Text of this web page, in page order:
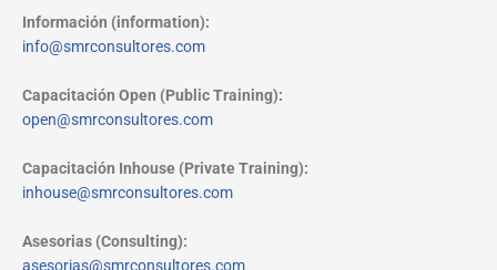
Información (information):
info@smrconsultores.com
Capacitación Open (Public Training):
open@smrconsultores.com
Capacitación Inhouse (Private Training):
inhouse@smrconsultores.com
Asesorias (Consulting):
asesorias@smrconsultores.com